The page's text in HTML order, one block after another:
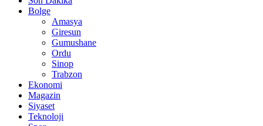
Bolge
Amasya
Giresun
Gumushane
Ordu
Sinop
Trabzon
Ekonomi
Magazin
Siyaset
Teknoloji